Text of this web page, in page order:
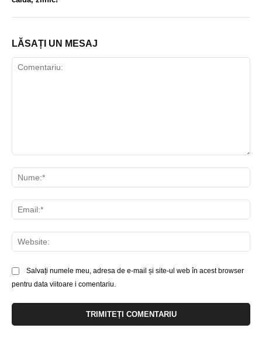
LĂSAȚI UN MESAJ
Salvați numele meu, adresa de e-mail și site-ul web în acest browser
pentru data viitoare i comentariu.